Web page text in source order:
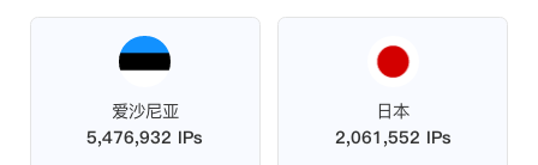
爱沙尼亚
5,476,932 IPs
日本
2,061,552 IPs